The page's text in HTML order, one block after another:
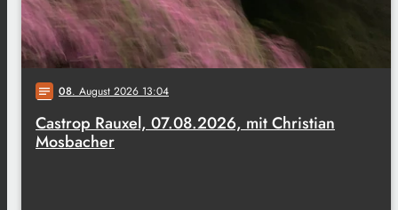
notes 08. August 2026 13:04
Castrop Rauxel, 07.08.2026, mit Christian
Mosbacher